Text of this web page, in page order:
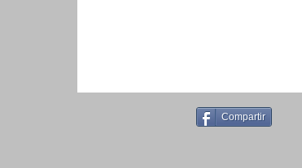
Compartir